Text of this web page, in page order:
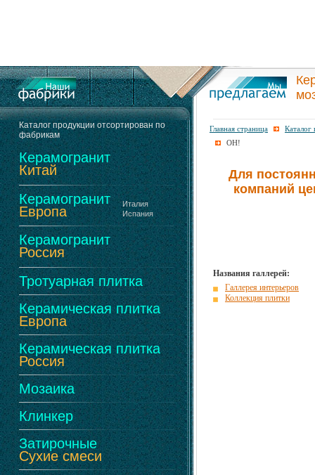
Каталог продукции отсортирован по
фабрикам
Керамогранит
Китай
Керамогранит
Европа
Италия
Испания
Керамогранит
Россия
Тротуарная плитка
Керамическая плитка
Европа
Керамическая плитка
Россия
Мозаика
Клинкер
Затирочные
Сухие смеси
Главная страница
Каталог
OH!
Для
компаний
Названия галлерей:
Галлерея интерьеров
Коллекция плитки